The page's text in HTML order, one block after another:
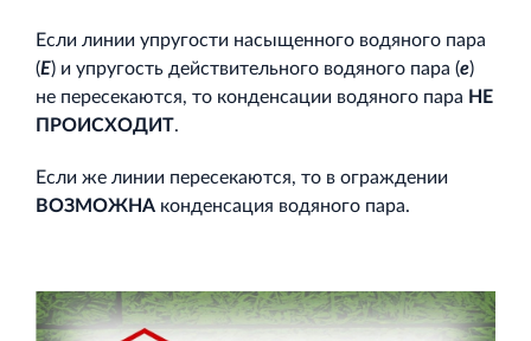
Если линии упругости насыщенного водяного пара
(Е) и упругость действительного водяного пара (е)
не пересекаются, то конденсации водяного пара НЕ
ПРОИСХОДИТ.
Если же линии пересекаются, то в ограждении
ВОЗМОЖНА конденсация водяного пара.